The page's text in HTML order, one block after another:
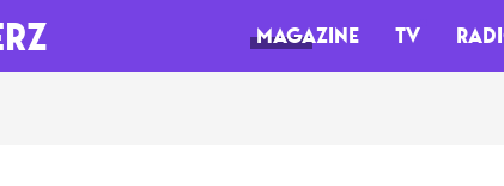
MAGAZINE TV